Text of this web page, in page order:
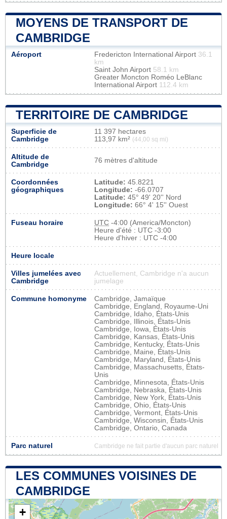
MOYENS DE TRANSPORT DE
CAMBRIDGE
Aéroport Fredericton International Airport 36.1
km
Saint John Airport 58.1 km
Greater Moncton Roméo LeBlanc
International Airport 112.4 km
TERRITOIRE DE CAMBRIDGE
Superficie de
Cambridge
11 397 hectares
113,97 km² (44,00 sq mi)
Altitude de
Cambridge
76 mètres d'altitude
Coordonnées
géographiques
Latitude: 45.8221
Longitude: -66.0707
Latitude: 45° 49' 20'' Nord
Longitude: 66° 4' 15'' Ouest
Fuseau horaire UTC -4:00 (America/Moncton)
Heure d'été : UTC -3:00
Heure d'hiver : UTC -4:00
Heure locale
Villes jumelées avec
Cambridge
Actuellement, Cambridge n'a aucun
jumelage
Commune homonyme
Cambridge, Jamaïque
Cambridge, England, Royaume-Uni
Cambridge, Idaho, États-Unis
Cambridge, Illinois, États-Unis
Cambridge, Iowa, États-Unis
Cambridge, Kansas, États-Unis
Cambridge, Kentucky, États-Unis
Cambridge, Maine, États-Unis
Cambridge, Maryland, États-Unis
Cambridge, Massachusetts, États-
Unis
Cambridge, Minnesota, États-Unis
Cambridge, Nebraska, États-Unis
Cambridge, New York, États-Unis
Cambridge, Ohio, États-Unis
Cambridge, Vermont, États-Unis
Cambridge, Wisconsin, États-Unis
Cambridge, Ontario, Canada
Parc naturel Cambridge ne fait partie d'aucun parc naturel
LES COMMUNES VOISINES DE
CAMBRIDGE
+